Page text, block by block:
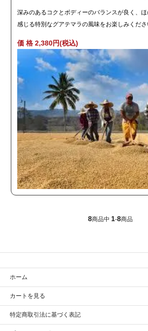
深みのあるコクとボディーのバランスが良く、
感じる特別なグアテマラの風味をお楽しみくださ
価 格 2,380円(税込)
8商品中 1-8商品
ホーム
カートを見る
特定商取引法に基づく表記